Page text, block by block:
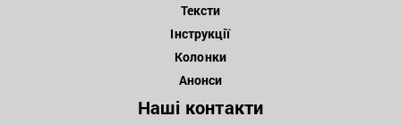
Тексти
Інструкції
Колонки
Анонси
Наші контакти